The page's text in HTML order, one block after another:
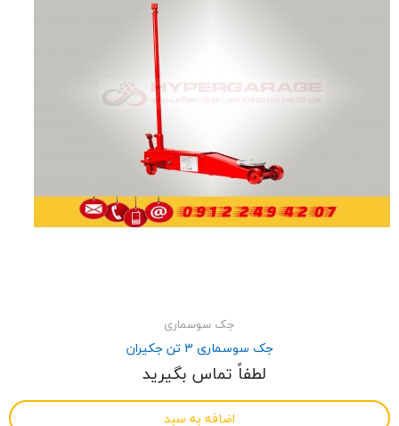
جک سوسماری
جک سوسماری 3 تن جکیران
لطفاً تماس بگیرید
اضافه به سبد